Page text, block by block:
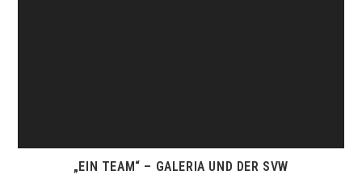
„EIN TEAM“ – GALERIA UND DER SVW